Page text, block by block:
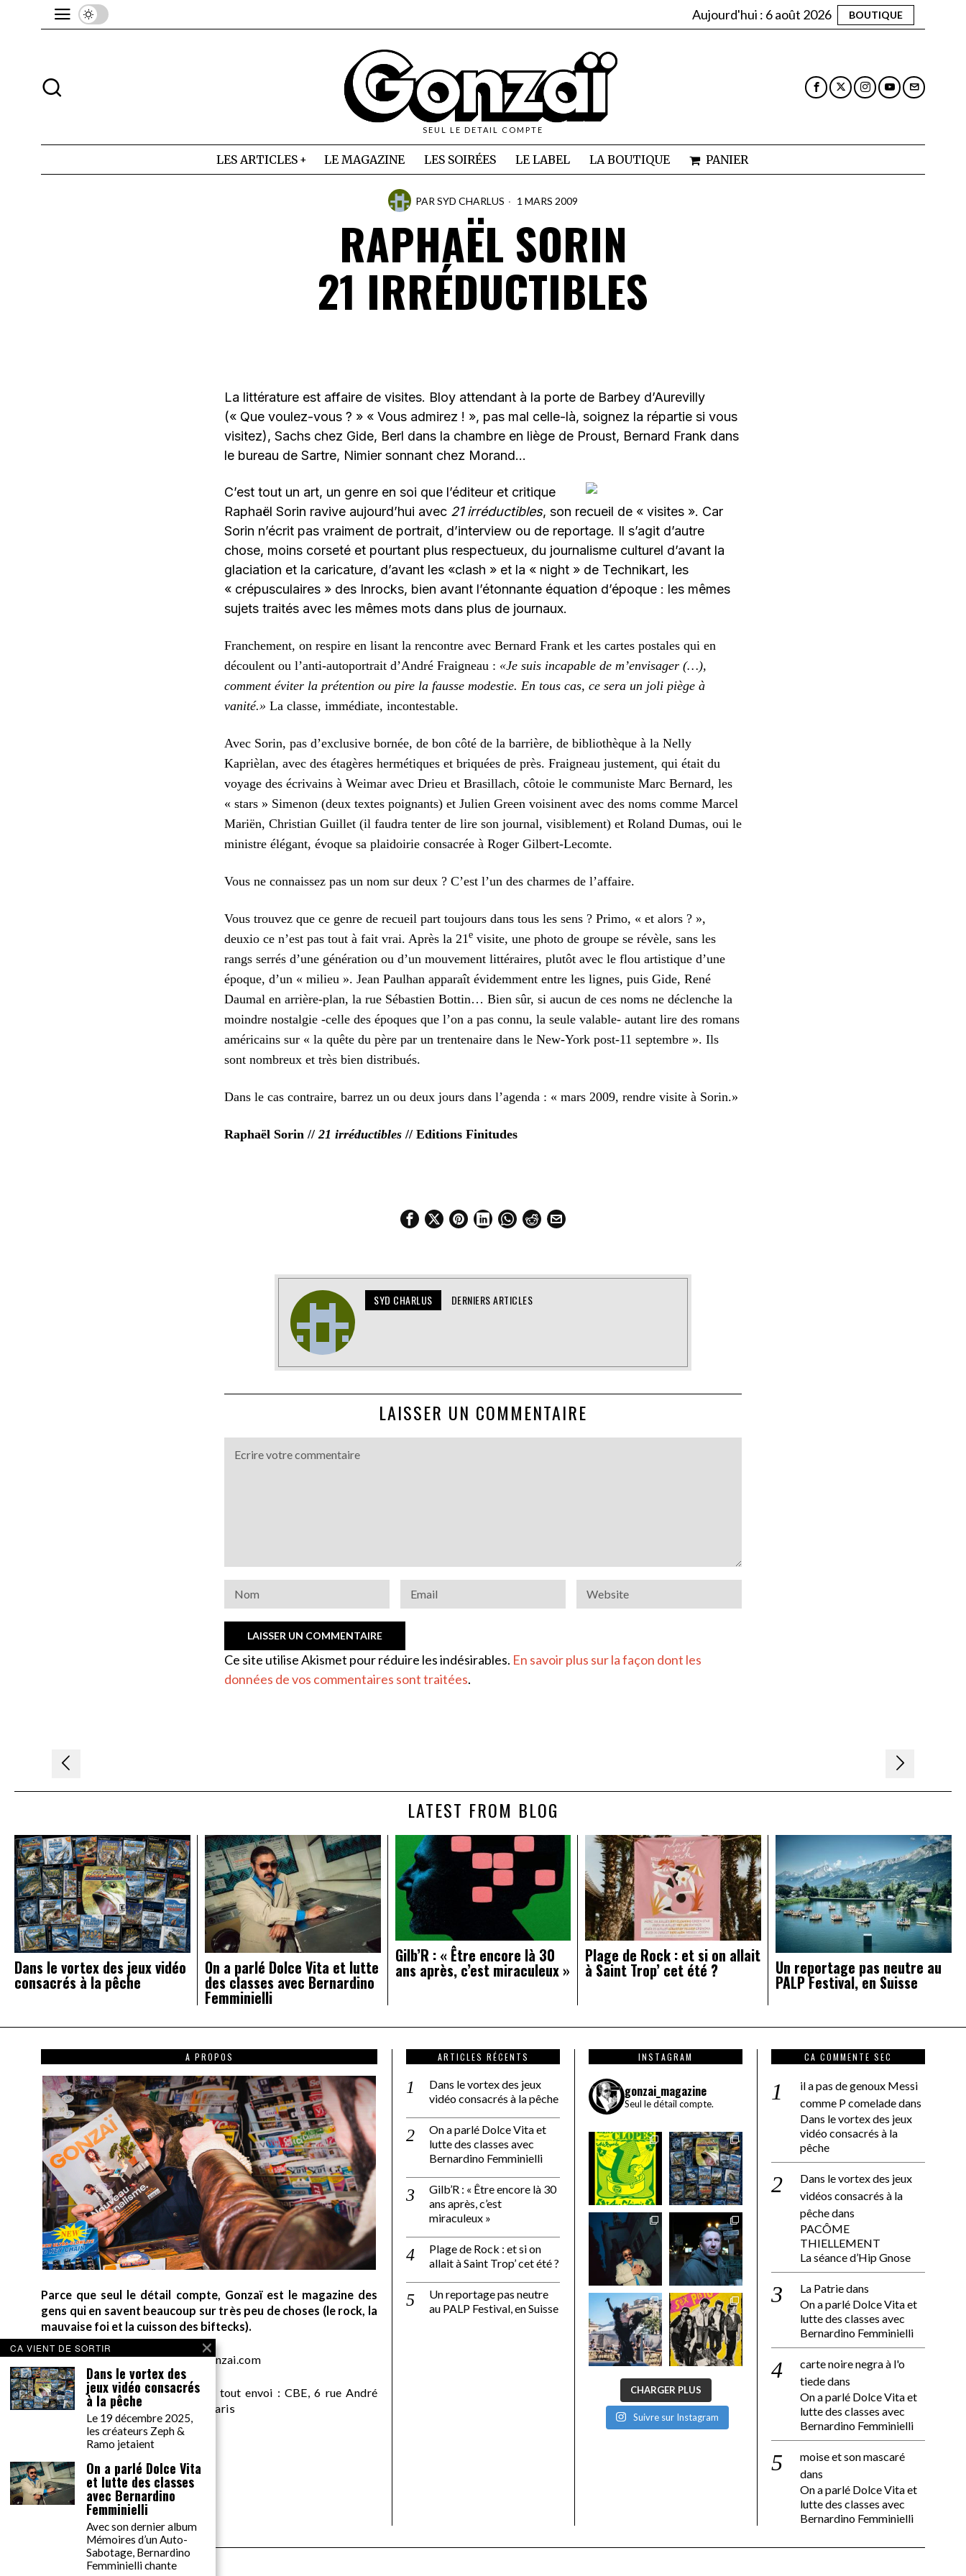
Aujourd'hui : 6 août 2026 BOUTIQUE
SEUL LE DETAIL COMPTE
LES ARTICLES LE MAGAZINE LES SOIRÉES LE LABEL LA BOUTIQUE PANIER
PAR SYD CHARLUS 1 MARS 2009
RAPHAËL SORIN
21 IRRÉDUCTIBLES
La littérature est affaire de visites. Bloy attendant à la porte de Barbey d’Aurevilly
(« Que voulez-vous ? » « Vous admirez ! », pas mal celle-là, soignez la répartie si vous
visitez), Sachs chez Gide, Berl dans la chambre en liège de Proust, Bernard Frank dans
le bureau de Sartre, Nimier sonnant chez Morand…
C’est tout un art, un genre en soi que l’éditeur et critique
Raphaël Sorin ravive aujourd’hui avec 21 irréductibles, son recueil de « visites ». Car
Sorin n’écrit pas vraiment de portrait, d’interview ou de reportage. Il s’agit d’autre
chose, moins corseté et pourtant plus respectueux, du journalisme culturel d’avant la
glaciation et la caricature, d’avant les «clash » et la « night » de Technikart, les
« crépusculaires » des Inrocks, bien avant l’étonnante équation d’époque : les mêmes
sujets traités avec les mêmes mots dans plus de journaux.
Franchement, on respire en lisant la rencontre avec Bernard Frank et les cartes postales qui en
découlent ou l’anti-autoportrait d’André Fraigneau : «Je suis incapable de m’envisager (…),
comment éviter la prétention ou pire la fausse modestie. En tous cas, ce sera un joli piège à
vanité.» La classe, immédiate, incontestable.
Avec Sorin, pas d’exclusive bornée, de bon côté de la barrière, de bibliothèque à la Nelly
Kaprièlan, avec des étagères hermétiques et briquées de près. Fraigneau justement, qui était du
voyage des écrivains à Weimar avec Drieu et Brasillach, côtoie le communiste Marc Bernard, les
« stars » Simenon (deux textes poignants) et Julien Green voisinent avec des noms comme Marcel
Mariën, Christian Guillet (il faudra tenter de lire son journal, visiblement) et Roland Dumas, oui le
ministre élégant, évoque sa plaidoirie consacrée à Roger Gilbert-Lecomte.
Vous ne connaissez pas un nom sur deux ? C’est l’un des charmes de l’affaire.
Vous trouvez que ce genre de recueil part toujours dans tous les sens ? Primo, « et alors ? »,
deuxio ce n’est pas tout à fait vrai. Après la 21e visite, une photo de groupe se révèle, sans les
rangs serrés d’une génération ou d’un mouvement littéraires, plutôt avec le flou artistique d’une
époque, d’un « milieu ». Jean Paulhan apparaît évidemment entre les lignes, puis Gide, René
Daumal en arrière-plan, la rue Sébastien Bottin… Bien sûr, si aucun de ces noms ne déclenche la
moindre nostalgie -celle des époques que l’on a pas connu, la seule valable- autant lire des romans
américains sur « la quête du père par un trentenaire dans le New-York post-11 septembre ». Ils
sont nombreux et très bien distribués.
Dans le cas contraire, barrez un ou deux jours dans l’agenda : « mars 2009, rendre visite à Sorin.»
Raphaël Sorin //21 irréductibles // Editions Finitudes
SYD CHARLUS DERNIERS ARTICLES
LAISSER UN COMMENTAIRE
Ce site utilise Akismet pour réduire les indésirables. En savoir plus sur la façon dont les
données de vos commentaires sont traitées.
Navigation
de
LATEST FROM BLOG
Dans le vortex des jeux vidéo
consacrés à la pêche
On a parlé Dolce Vita et lutte
des classes avec Bernardino
Femminielli
Gilb’R : « Être encore là 30
ans après, c’est miraculeux »
Plage de Rock : et si on allait
à Saint Trop’ cet été ? Un reportage pas neutre au
PALP Festival, en Suisse
A PROPOS
Parce que seul le détail compte, Gonzaï est le magazine des
gens qui en savent beaucoup sur très peu de choses (le rock, la
mauvaise foi et la cuisson des biftecks).
desk AT gonzai.com
Edité par GONZAÏ MEDIA. Pour tout envoi : CBE, 6 rue André
Messager, pour GONZAÏ, 75018 Paris
ARTICLES RÉCENTS
Dans le vortex des jeux
vidéo consacrés à la pêche
On a parlé Dolce Vita et
lutte des classes avec
Bernardino Femminielli
Gilb’R : « Être encore là 30
ans après, c’est
miraculeux »
Plage de Rock : et si on
allait à Saint Trop’ cet été ?
Un reportage pas neutre
au PALP Festival, en Suisse
INSTAGRAM
gonzai_magazine
Seul le détail compte.
CHARGER PLUS
Suivre sur Instagram
CA COMMENTE SEC
il a pas de genoux Messi
comme P comeladedans
Dans le vortex des jeux
vidéo consacrés à la
pêche
Dans le vortex des jeux
vidéos consacrés à la
pêchedans
PACÔME
THIELLEMENT
La séance d’Hip Gnose
La Patriedans
On a parlé Dolce Vita et
lutte des classes avec
Bernardino Femminielli
carte noire negra à l'o
tiededans
On a parlé Dolce Vita et
lutte des classes avec
Bernardino Femminielli
moise et son mascaré
dans
On a parlé Dolce Vita et
lutte des classes avec
Bernardino Femminielli
CA VIENT DE SORTIR
Dans le vortex des
jeux vidéo consacrés
à la pêche
Le 19 décembre 2025,
les créateurs Zeph &
Ramo jetaient
On a parlé Dolce Vita
et lutte des classes
avec Bernardino
Femminielli
Avec son dernier album
Mémoires d’un Auto-
Sabotage, Bernardino
Femminielli chante